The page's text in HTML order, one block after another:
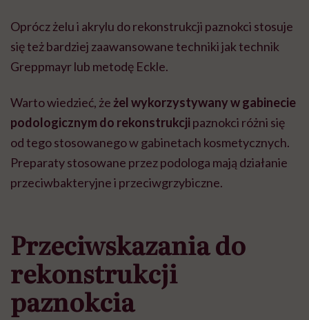
Oprócz żelu i akrylu do rekonstrukcji paznokci stosuje
się też bardziej zaawansowane techniki jak technik
Greppmayr lub metodę Eckle.
Warto wiedzieć, że żel wykorzystywany w gabinecie
podologicznym do rekonstrukcji paznokci różni się
od tego stosowanego w gabinetach kosmetycznych.
Preparaty stosowane przez podologa mają działanie
przeciwbakteryjne i przeciwgrzybiczne.
Przeciwskazania do
rekonstrukcji
paznokcia